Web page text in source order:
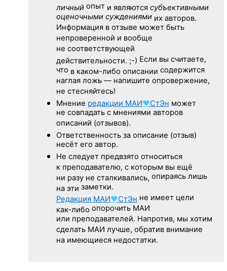
личныйопыт и являются субъективными
оценочными суждениямиих авторов.
Информация в отзыве может быть
непроверенной и вообще
не соответствующей
действительности. ;-) Если вы считаете,
что в каком-либо описании содержится
наглая ложь — напишите опровержение,
не стесняйтесь!
Мнение редакции МАИ♥СтЭн может
не совпадать с мнениями авторов
описаний (отзывов).
Ответственность за описание (отзыв)
несёт его автор.
Не следуетпредвзято относиться
к преподавателю, с которым вы ещё
ни разу не сталкивались, опираясь лишь
на эти заметки.
Редакция МАИ♥СтЭн не имеет цели
как-либо опорочить МАИ
или преподавателей. Напротив, мы хотим
сделать МАИ лучше, обратив внимание
на имеющиеся недостатки.